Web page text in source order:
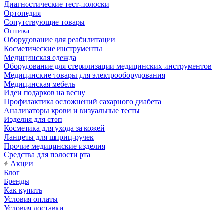
Диагностические тест-полоски
Ортопедия
Сопутствующие товары
Оптика
Оборудование для реабилитации
Косметические инструменты
Медицинская одежда
Оборудование для стерилизации медицинских инструментов
Медицинские товары для электрооборудования
Медицинская мебель
Идеи подарков на весну
Профилактика осложнений сахарного диабета
Анализаторы крови и визуальные тесты
Изделия для стоп
Косметика для ухода за кожей
Ланцеты для шприц-ручек
Прочие медицинские изделия
Средства для полости рта
Акции
Блог
Бренды
Как купить
Условия оплаты
Условия доставки